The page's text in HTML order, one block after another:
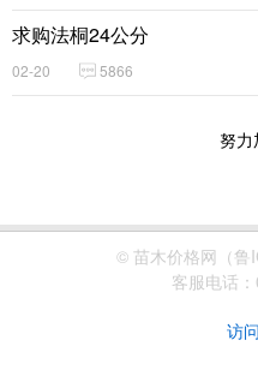
求购法桐24公分
02-20 5866
努力
© 苗木价格网（鲁
客服电话：
访